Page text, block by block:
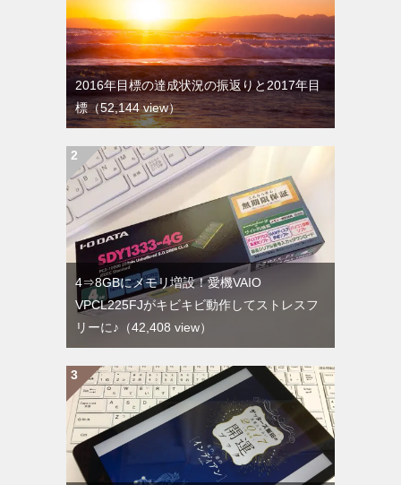
2016年目標の達成状況の振返りと2017年目
標（52,144 view）
4⇒8GBにメモリ増設！愛機VAIO
VPCL225FJがキビキビ動作してストレスフ
リーに♪ （42,408 view）